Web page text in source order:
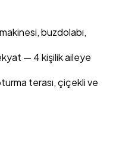
buzdolabı,
— 4 kişilik aileye
terası, çiçekli ve